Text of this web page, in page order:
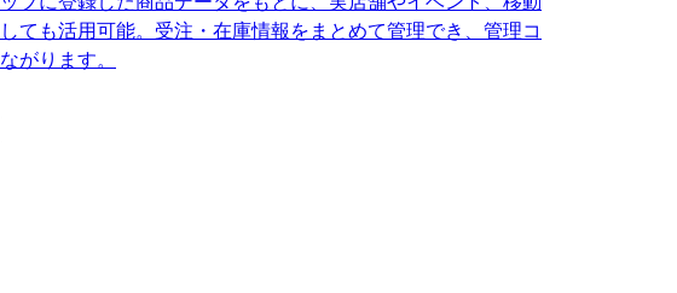
ても活用可能。受注・在庫情報をまとめて管理でき、管理コ
がります。